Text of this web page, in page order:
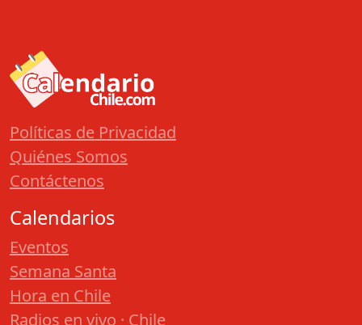
Políticas de Privacidad
Quiénes Somos
Contáctenos
Calendarios
Eventos
Semana Santa
Hora en Chile
Radios en vivo · Chile